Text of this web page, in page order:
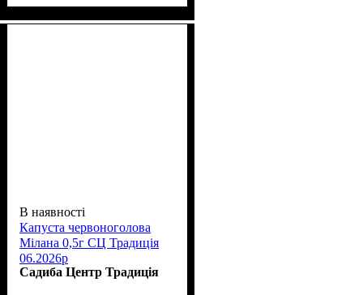
В наявності
Капуста червоноголова
Мілана 0,5г СЦ Традиція
06.2026р
Садиба Центр Традиція